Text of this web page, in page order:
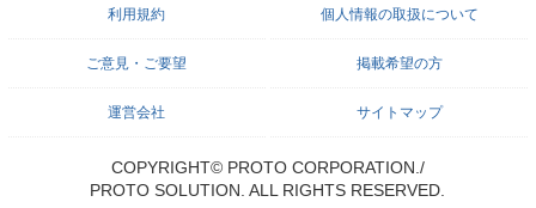
利用規約 個人情報の取扱について
ご意見・ご要望 掲載希望の方
運営会社 サイトマップ
COPYRIGHT© PROTO CORPORATION./
PROTO SOLUTION. ALL RIGHTS RESERVED.